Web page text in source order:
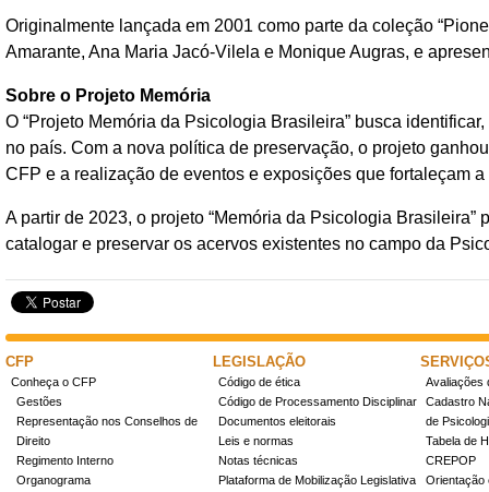
Originalmente lançada em 2001 como parte da coleção
Amarante, Ana Maria Jacó-Vilela e Monique Augras, e
Sobre o Projeto Memória
O “Projeto Memória da Psicologia Brasileira” busca
no país. Com a nova política de preservação, o projeto
CFP e a realização de eventos e exposições que fortaleçam
A partir de 2023, o projeto “Memória da Psicologia
catalogar e preservar os acervos existentes no campo da
CFP
Conheça o CFP
Gestões
Representação nos Conselhos de
Direito
Regimento Interno
Organograma
LEGISLAÇÃO
Código de ética
Código de Processamento Disciplinar
Documentos eleitorais
Leis e normas
Notas técnicas
Plataforma de Mobilização Legislativa
Avaliações
Cadastro
de
Tabela de
CREPOP
Orientação